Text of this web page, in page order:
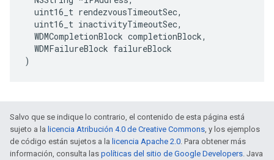
  uint16_t rendezvousTimeoutSec,
  uint16_t inactivityTimeoutSec,
  WDMCompletionBlock completionBlock,
  WDMFailureBlock failureBlock
)
Salvo que se indique lo contrario, el contenido de esta página está
sujeto a la licencia Atribución 4.0 de Creative Commons, y los ejemplos
de código están sujetos a la licencia Apache 2.0. Para obtener más
información, consulta las políticas del sitio de Google Developers. Java